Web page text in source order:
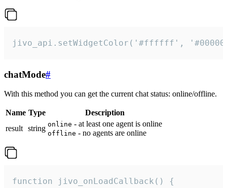
jivo_api.setWidgetColor('#ffffff',
chatMode#
With this method you can get the current chat status: online/offline.
Name Type
Description
result string online - at least one agent is online
offline - no agents are online
function jivo_onLoadCallback() {